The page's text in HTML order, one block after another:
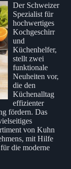
Der Schweizer
Spezialist für
hochwertiges
Kochgeschirr
und
Küchenhelfer,
stellt zwei
funktionale
Neuheiten vor,
die den
Küchenalltag
effizienter
fördern. Das
von Kuhn
mit Hilfe
die moderne